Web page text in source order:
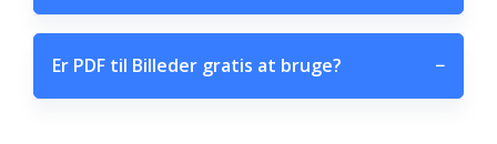
Er PDF til Billeder gratis at bruge? −